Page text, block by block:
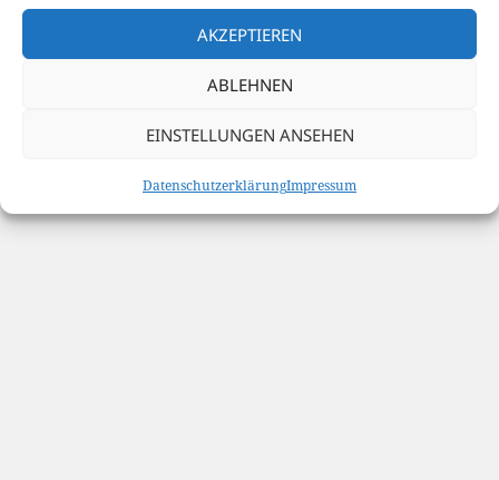
AKZEPTIEREN
ABLEHNEN
EINSTELLUNGEN ANSEHEN
DatenschutzerklärungImpressum
Datenschutzerklärung Stolz präsentiert von WordPress